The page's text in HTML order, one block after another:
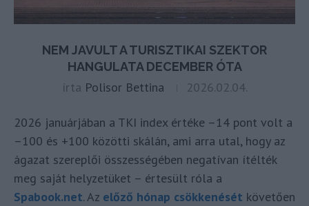
NEM JAVULT A TURISZTIKAI SZEKTOR
HANGULATA DECEMBER ÓTA
írta Polisor Bettina 2026.02.04.
2026 januárjában a TKI index értéke –14 pont volt a
–100 és +100 közötti skálán, ami arra utal, hogy az
ágazat szereplői összességében negatívan ítélték
meg saját helyzetüket – értesült róla a
Spabook.net. Az előző hónap csökkenését követően